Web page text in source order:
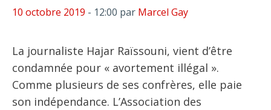
10 octobre 2019 - 12:00 par Marcel Gay
La journaliste Hajar Raïssouni, vient d’être
condamnée pour « avortement illégal ».
Comme plusieurs de ses confrères, elle paie
son indépendance. L’Association des